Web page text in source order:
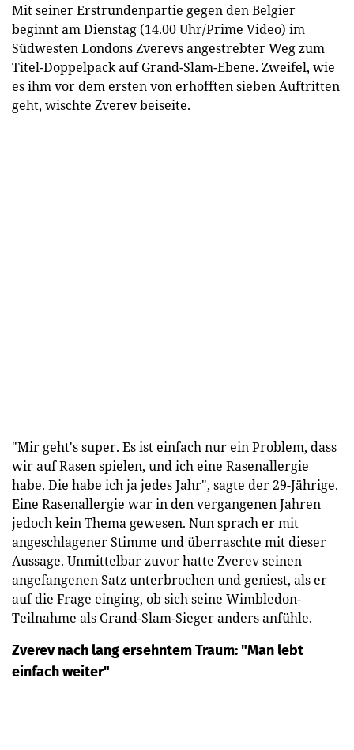
Mit seiner Erstrundenpartie gegen den Belgier
beginnt am Dienstag (14.00 Uhr/Prime Video) im
Südwesten Londons Zverevs angestrebter Weg zum
Titel-Doppelpack auf Grand-Slam-Ebene. Zweifel, wie
es ihm vor dem ersten von erhofften sieben Auftritten
geht, wischte Zverev beiseite.
"Mir geht's super. Es ist einfach nur ein Problem, dass
wir auf Rasen spielen, und ich eine Rasenallergie
habe. Die habe ich ja jedes Jahr", sagte der 29-Jährige.
Eine Rasenallergie war in den vergangenen Jahren
jedoch kein Thema gewesen. Nun sprach er mit
angeschlagener Stimme und überraschte mit dieser
Aussage. Unmittelbar zuvor hatte Zverev seinen
angefangenen Satz unterbrochen und geniest, als er
auf die Frage einging, ob sich seine Wimbledon-
Teilnahme als Grand-Slam-Sieger anders anfühle.
Zverev nach lang ersehntem Traum: "Man lebt
einfach weiter"